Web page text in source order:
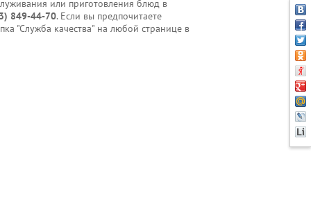
или приготовления блюд в
849-44-70. Если вы предпочитаете
"Служба качества" на любой странице в